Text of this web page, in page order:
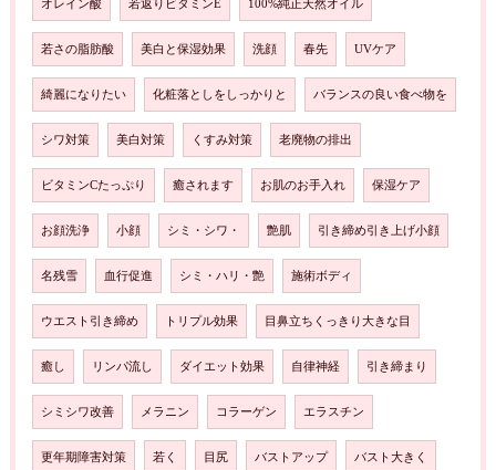
オレイン酸 若返りビタミンE 100%純正天然オイル
若さの脂肪酸 美白と保湿効果 洗顔 春先 UVケア
綺麗になりたい 化粧落としをしっかりと バランスの良い食べ物を
シワ対策 美白対策 くすみ対策 老廃物の排出
ビタミンCたっぷり 癒されます お肌のお手入れ 保湿ケア
お顔洗浄 小顔 シミ・シワ・ 艶肌 引き締め引き上げ小顔
名残雪 血行促進 シミ・ハリ・艶 施術ボディ
ウエスト引き締め トリプル効果 目鼻立ちくっきり大きな目
癒し リンパ流し ダイエット効果 自律神経 引き締まり
シミシワ改善 メラニン コラーゲン エラスチン
更年期障害対策 若く 目尻 バストアップ バスト大きく